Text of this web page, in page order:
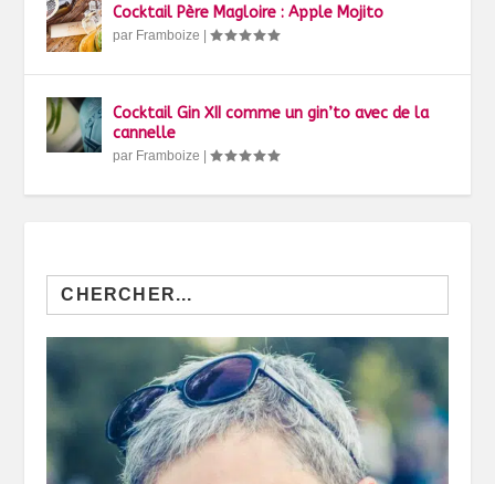
Cocktail Père Magloire : Apple Mojito
par Framboize |
Cocktail Gin XII comme un gin’to avec de la
cannelle
par Framboize |
Search
for: